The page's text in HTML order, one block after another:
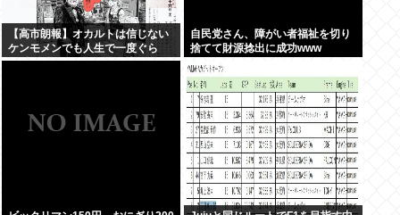
【高市朗報】オカルトは信じない
ケンモメンでも人生で一度ぐら
い"超自然的な体験"した事あるん
自民党さん、障がい者福祉を切り
捨てて財源捻出に成功www